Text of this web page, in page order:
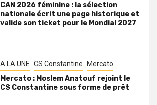
CAN 2026 féminine : la sélection
nationale écrit une page historique et
valide son ticket pour le Mondial 2027
A LA UNE CS Constantine Mercato
Mercato : Moslem Anatouf rejoint le
CS Constantine sous forme de prêt